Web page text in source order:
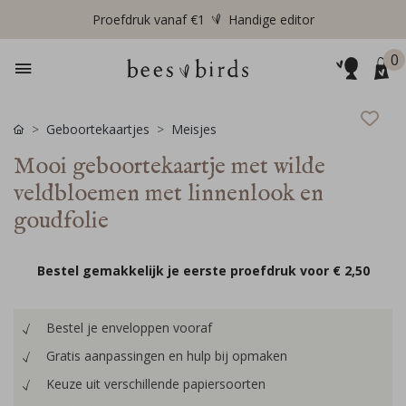
Proefdruk vanaf €1 Handige editor
0
Geboortekaartjes Meisjes
Mooi geboortekaartje met wilde
veldbloemen met linnenlook en
goudfolie
Bestel gemakkelijk je eerste proefdruk voor € 2,50
Bestel je enveloppen vooraf
Gratis aanpassingen en hulp bij opmaken
Keuze uit verschillende papiersoorten